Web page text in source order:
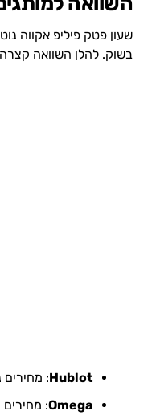
שעון פטק פיליפ אקווה
בשוק. להלן השוואה
Hublot: מחירים נעים בין
Omega: מחירים נעים בין